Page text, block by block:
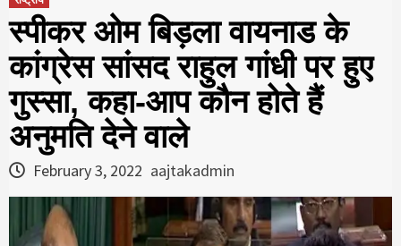
स्‍पीकर ओम बिड़ला वायनाड के
कांग्रेस सांसद राहुल गांधी पर हुए
गुस्‍सा, कहा-आप कौन होते हैं
अनुमति देने वाले
February 3, 2022 aajtakadmin